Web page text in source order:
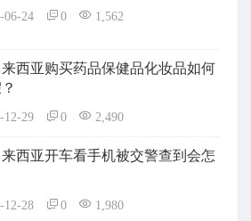
06-24 0 1,562
来西亚购买药品保健品化妆品如何
12-29 0 2,490
西亚开车看手机被交警查到会怎
12-28 0 1,980